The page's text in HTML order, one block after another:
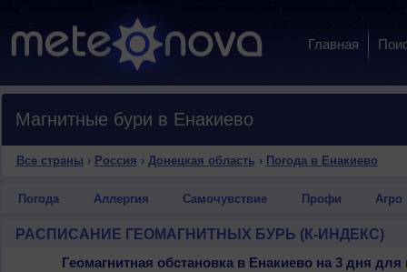
Главная
Магнитные бури в Енакиево
Все страны › Россия › Донецкая область › Погода в Енакиево
Погода Аллергия Самочувствие Профи Агро
РАСПИСАНИЕ ГЕОМАГНИТНЫХ БУРЬ (К-ИНДЕКС)
Геомагнитная обстановка в Енакиево на 3 дня